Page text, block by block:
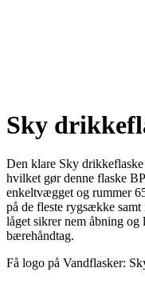
Sky
Den klare Sky
hvilket gør denne flaske
enkeltvægget og rummer
på de fleste rygsække
låget sikrer nem åbning
bærehåndtag.
Få logo på Vandflasker: